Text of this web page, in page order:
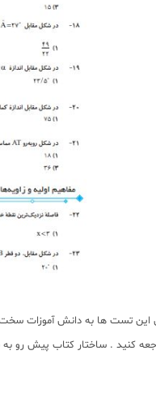
تست ها به دانش آموزات سخت
کنید . ساختار کتاب پیش رو